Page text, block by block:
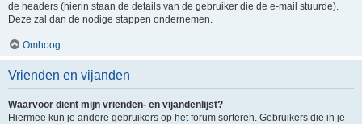
de headers (hierin staan de details van de gebruiker die de e-mail stuurde).
Deze zal dan de nodige stappen ondernemen.
Omhoog
Vrienden en vijanden
Waarvoor dient mijn vrienden- en vijandenlijst?
Hiermee kun je andere gebruikers op het forum sorteren. Gebruikers die in je